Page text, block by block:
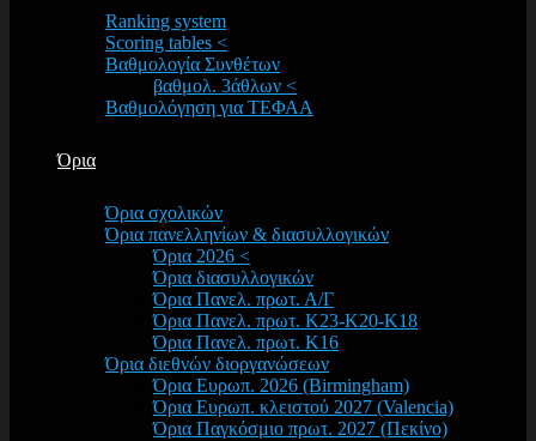
Ranking system
Scoring tables <
Βαθμολογία Συνθέτων
βαθμολ. 3άθλων <
Βαθμολόγηση για ΤΕΦΑΑ
Όρια
Όρια σχολικών
Όρια πανελληνίων & διασυλλογικών
Όρια 2026 <
Όρια διασυλλογικών
Όρια Πανελ. πρωτ. Α/Γ
Όρια Πανελ. πρωτ. Κ23-Κ20-Κ18
Όρια Πανελ. πρωτ. Κ16
Όρια διεθνών διοργανώσεων
Όρια Ευρωπ. 2026 (Birmingham)
Όρια Ευρωπ. κλειστού 2027 (Valencia)
Όρια Παγκόσμιο πρωτ. 2027 (Πεκίνο)